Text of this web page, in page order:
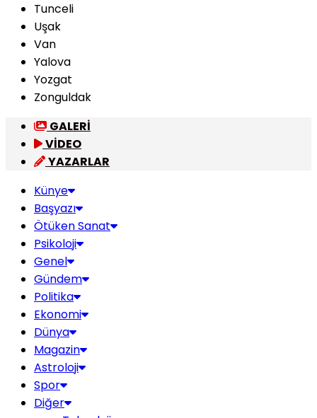
Tunceli
Uşak
Van
Yalova
Yozgat
Zonguldak
GALERİ
VİDEO
YAZARLAR
Künye
Başyazı
Ötüken Sanat
Psikoloji
Genel
Gündem
Politika
Ekonomi
Dünya
Magazin
Astroloji
Spor
Diğer